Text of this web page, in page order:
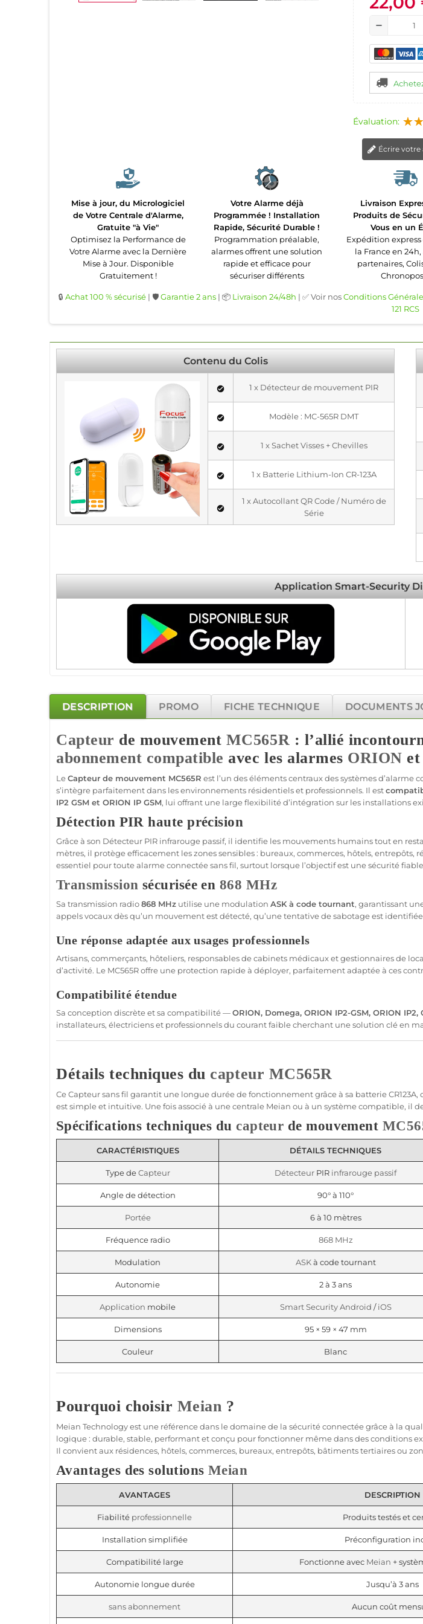
remove
Évaluation:
Écrire votre
Mise à jour, du Micrologiciel
de Votre Centrale d'Alarme,
Gratuite "à Vie"
Optimisez la Performance de
Votre Alarme avec la Dernière
Mise à Jour. Disponible
Gratuitement !
Votre Alarme déjà
Programmée ! Installation
Rapide, Sécurité Durable !
Programmation préalable,
alarmes offrent une solution
rapide et efficace pour
sécuriser différents
Livraison
Produits de
Vous en un
Expédition
la France en 24h,
partenaires,
🔒 Achat 100 % sécurisé | 🛡️Garantie 2 ans | 📦 Livraison 24/48h | ✅ Voir nosConditions
121 RCS
Contenu du Colis
1 x Détecteur de mouvement PIR
Modèle : MC-565R DMT
1 x Sachet Visses + Chevilles
1 x Batterie Lithium-Ion CR-123A
1 x Autocollant QR Code / Numéro de
Série
Application Smart-Security
DESCRIPTION PROMO FICHE TECHNIQUE DOCUMENTS
Capteur de mouvement MC565R : l’allié
abonnement compatible avec les alarmes ORION
LeCapteur de mouvement MC565R est l’un des éléments centraux des systèmes d’alarme
s’intègre parfaitement dans les environnements résidentiels et professionnels. Il est
IP2 GSM et ORION IP GSM, lui offrant une large flexibilité d’intégration sur les installations
Détection PIR haute précision
Grâce à son Détecteur PIR infrarouge passif, il identifie les mouvements humains tout en
mètres, il protège efficacement les zones sensibles : bureaux, commerces, hôtels, entrepôts,
essentiel pour toutealarmeconnectéesans fil, surtout lorsque l’objectif est unesécuritéfiable
Transmission sécurisée en 868 MHz
Sa transmission radio868 MHz utilise une modulation ASKà code tournant, garantissant
appels vocaux dès qu’un mouvement est détecté, qu’une tentative de sabotage est
Une réponse adaptée aux usages professionnels
Artisans, commerçants, hôteliers, responsables decabinets médicaux et gestionnaires de
d’activité. Le MC565Roffre une protection rapide à déployer, parfaitement adaptée à ces
Compatibilité étendue
Sa conception discrète et sa compatibilité —ORION, Domega, ORION IP2-GSM, ORION IP2,
installateurs, électriciens et professionnels du courant faible cherchant une solution clé en
Détails techniques du capteur MC565R
CeCapteursans fil garantit une longue durée de fonctionnement grâce à sa batterie CR123A,
est simple et intuitive. Une fois associé à unecentrale Meian ou à un systèmecompatible, il
Spécifications techniques ducapteur de mouvement
CARACTÉRISTIQUES DÉTAILS TECHNIQUES
Type deCapteur Détecteur PIR infrarouge passif
Angle de détection 90° à 110°
Portée 6 à 10 mètres
Fréquence radio 868 MHz
Modulation ASKà code tournant
Autonomie 2 à 3 ans
Application mobile Smart Security Android /iOS
Dimensions 95 × 59 × 47 mm
Couleur Blanc
Pourquoi choisir Meian ?
Meian Technologyest une référence dans le domaine de la sécuritéconnectéegrâce à la
logique : durable, stable, performant et conçu pour fonctionner même dans des conditions
Il convient aux résidences, hôtels, commerces, bureaux, entrepôts, bâtiments tertiaires ou
Avantages des solutions Meian
AVANTAGES DESCRIPTION
Fiabilité professionnelle Produits testés et
Installation simplifiée Préconfiguration
Compatibilité large Fonctionne avec Meian +
Autonomie longue durée Jusqu’à 3 ans
sans abonnement Aucun coût